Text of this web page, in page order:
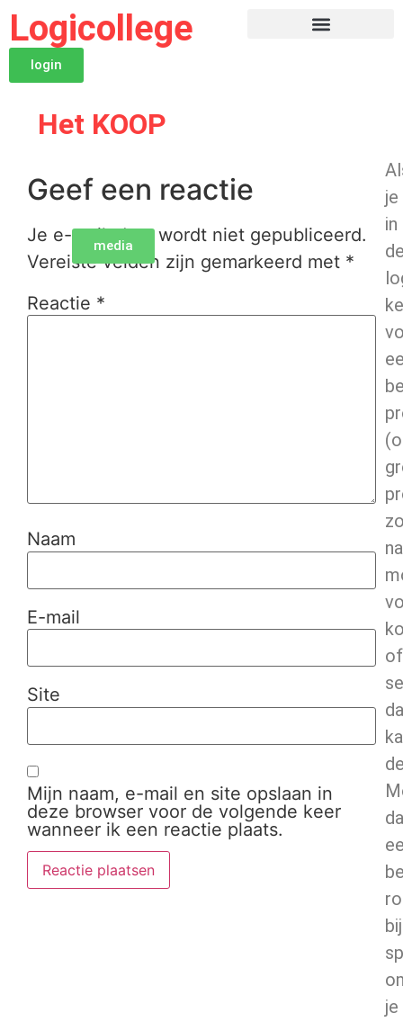
Logicollege
login
Het KOOP
Geef een reactie
Je e-mailadres wordt niet gepubliceerd.
Vereiste velden zijn gemarkeerd met *
Reactie *
Naam
E-mail
Site
Mijn naam, e-mail en site opslaan in
deze browser voor de volgende keer
wanneer ik een reactie plaats.
je
in
of
bij
je
media